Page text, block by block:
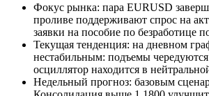
Фокус рынка: пара EURUSD
проливе поддерживают спрос на
заявки на пособие по безработице
Текущая тенденция: на дневном
нестабильным: подъемы
осциллятор находится в
Недельный прогноз: базовым